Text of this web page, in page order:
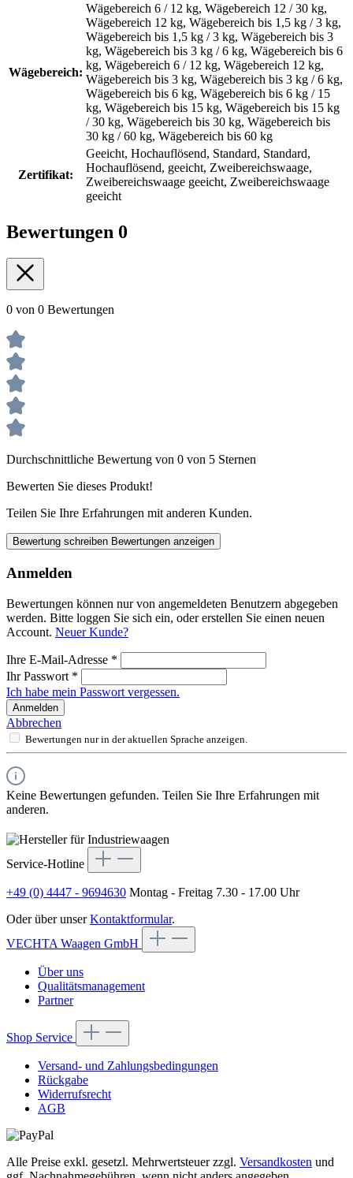
Wägebereich:
Wägebereich 6 / 12 kg, Wägebereich 12 / 30 kg,
Wägebereich 12 kg, Wägebereich bis 1,5 kg / 3 kg,
Wägebereich bis 1,5 kg / 3 kg, Wägebereich bis 3
kg, Wägebereich bis 3 kg / 6 kg, Wägebereich bis 6
kg, Wägebereich 6 / 12 kg, Wägebereich 12 kg,
Wägebereich bis 3 kg, Wägebereich bis 3 kg / 6 kg,
Wägebereich bis 6 kg, Wägebereich bis 6 kg / 15
kg, Wägebereich bis 15 kg, Wägebereich bis 15 kg
/ 30 kg, Wägebereich bis 30 kg, Wägebereich bis
30 kg / 60 kg, Wägebereich bis 60 kg
Zertifikat:
Geeicht, Hochauflösend, Standard, Standard,
Hochauflösend, geeicht, Zweibereichswaage,
Zweibereichswaage geeicht, Zweibereichswaage
geeicht
Bewertungen 0
0 von 0 Bewertungen
Durchschnittliche Bewertung von 0 von 5 Sternen
Bewerten Sie dieses Produkt!
Teilen Sie Ihre Erfahrungen mit anderen Kunden.
Bewertung schreiben Bewertungen anzeigen
Anmelden
Bewertungen können nur von angemeldeten Benutzern abgegeben
werden. Bitte loggen Sie sich ein, oder erstellen Sie einen neuen
Account. Neuer Kunde?
Ihre E-Mail-Adresse *
Ihr Passwort *
Ich habe mein Passwort vergessen.
Anmelden
Abbrechen
Bewertungen nur in der aktuellen Sprache anzeigen.
Keine Bewertungen gefunden. Teilen Sie Ihre Erfahrungen mit
anderen.
Service-Hotline
+49 (0) 4447 - 9694630 Montag - Freitag 7.30 - 17.00 Uhr
Oder über unserKontaktformular.
VECHTA Waagen GmbH
Über uns
Qualitätsmanagement
Partner
Shop Service
Versand- und Zahlungsbedingungen
Rückgabe
Widerrufsrecht
AGB
Alle Preise exkl. gesetzl. Mehrwertsteuer zzgl. Versandkosten und